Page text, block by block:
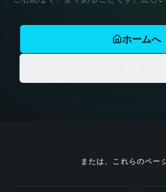
ホームへ
または、これらのペー